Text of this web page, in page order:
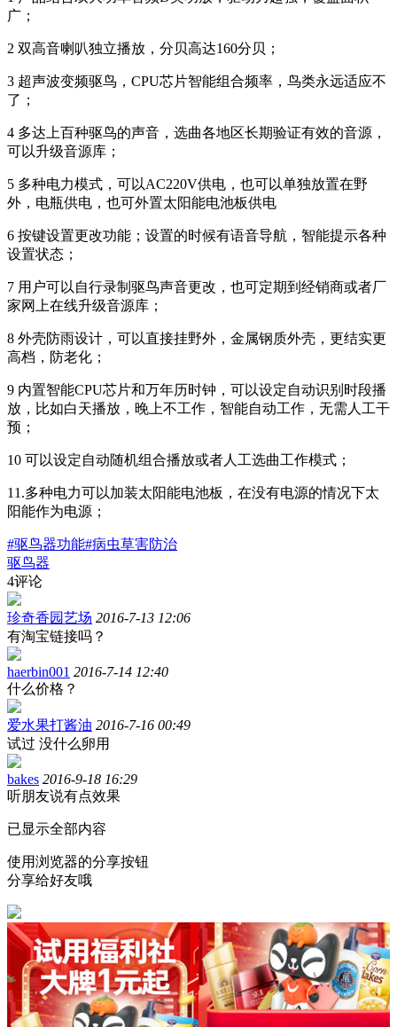
广；
2 双高音喇叭独立播放，分贝高达160分贝；
3 超声波变频驱鸟，CPU芯片智能组合频率，鸟类永远适应不
了；
4 多达上百种驱鸟的声音，选曲各地区长期验证有效的音源，
可以升级音源库；
5 多种电力模式，可以AC220V供电，也可以单独放置在野
外，电瓶供电，也可外置太阳能电池板供电
6 按键设置更改功能；设置的时候有语音导航，智能提示各种
设置状态；
7 用户可以自行录制驱鸟声音更改，也可定期到经销商或者厂
家网上在线升级音源库；
8 外壳防雨设计，可以直接挂野外，金属钢质外壳，更结实更
高档，防老化；
9 内置智能CPU芯片和万年历时钟，可以设定自动识别时段播
放，比如白天播放，晚上不工作，智能自动工作，无需人工干
预；
10 可以设定自动随机组合播放或者人工选曲工作模式；
11.多种电力可以加装太阳能电池板，在没有电源的情况下太
阳能作为电源；
#驱鸟器功能#病虫草害防治
驱鸟器
4评论
珍奇香园艺场 2016-7-13 12:06
有淘宝链接吗？
haerbin001 2016-7-14 12:40
什么价格？
爱水果打酱油 2016-7-16 00:49
试过 没什么卵用
bakes 2016-9-18 16:29
听朋友说有点效果
已显示全部内容
使用浏览器的分享按钮
分享给好友哦